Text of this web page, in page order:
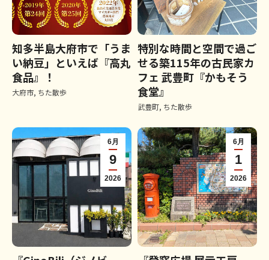
知多半島大府市で「うま
い納豆」といえば『高丸
食品』！
大府市, ちた散歩
特別な時間と空間で過ご
せる築115年の古民家カ
フェ 武豊町『かもそう
食堂』
武豊町, ちた散歩
6月
9
2026
6月
1
2026